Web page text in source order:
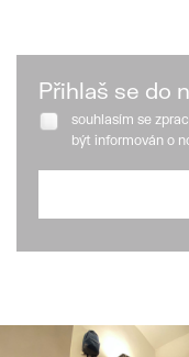
Přihlaš se do
souhlasím se
být informován o